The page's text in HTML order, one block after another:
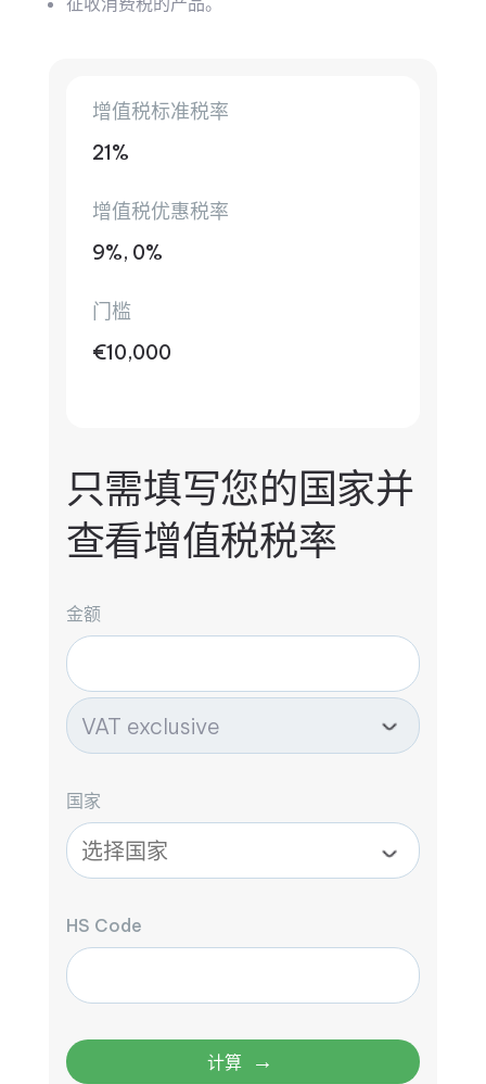
增值税标准税率
21%
增值税优惠税率
9%, 0%
门槛
€10,000
只需填写您的国家并
查看增值税税率
金额
国家
HS Code
计算 →